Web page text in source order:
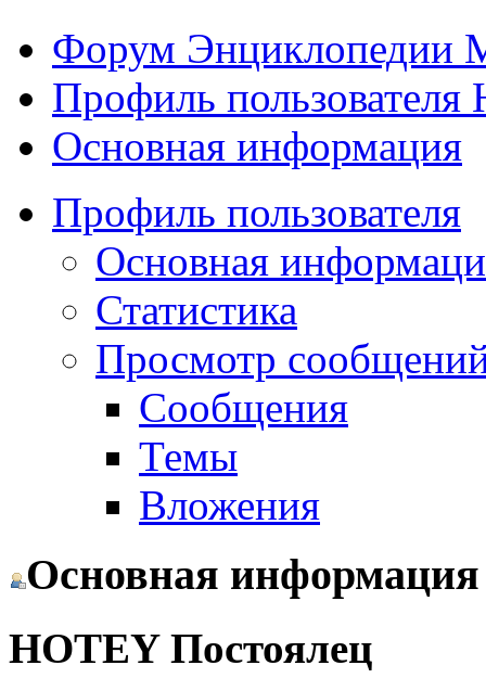
Форум Энциклопедии
Профиль пользователя
Основная информация
Профиль пользователя
Основная
Статистика
Просмотр
Сообщения
Темы
Вложения
Основная информация
HOTEY Постоялец